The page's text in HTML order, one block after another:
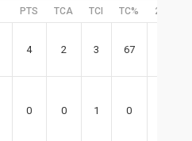
PTS TCA TCI TC% 2PA
4 2 3 67
0 0 1 0